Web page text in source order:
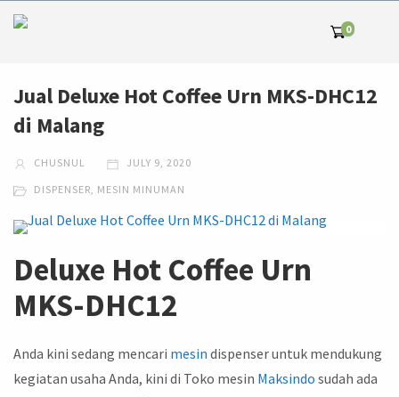
0
Jual Deluxe Hot Coffee Urn MKS-DHC12
di Malang
CHUSNUL JULY 9, 2020
DISPENSER, MESIN MINUMAN
Deluxe Hot Coffee Urn
MKS-DHC12
Anda kini sedang mencari mesin dispenser untuk mendukung
kegiatan usaha Anda, kini di Toko mesin Maksindo sudah ada